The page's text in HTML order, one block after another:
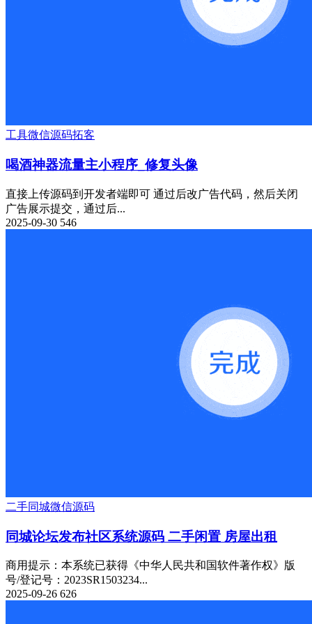
工具微信源码拓客
喝酒神器流量主小程序_修复头像
直接上传源码到开发者端即可 通过后改广告代码，然后关闭
广告展示提交，通过后...
2025-09-30 546
二手同城微信源码
同城论坛发布社区系统源码 二手闲置 房屋出租
商用提示：本系统已获得《中华人民共和国软件著作权》版
号/登记号：2023SR1503234...
2025-09-26 626